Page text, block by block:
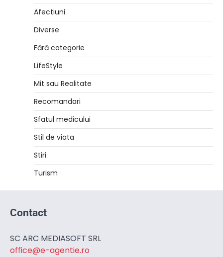
Afectiuni
Diverse
Fără categorie
LifeStyle
Mit sau Realitate
Recomandari
Sfatul medicului
Stil de viata
Stiri
Turism
Contact
SC ARC MEDIASOFT SRL
office@e-agentie.ro